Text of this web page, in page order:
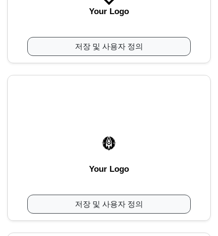
Your Logo
저장 및 사용자 정의
Your Logo
저장 및 사용자 정의